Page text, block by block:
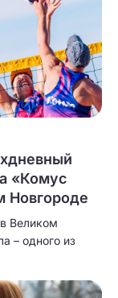
«Комус
Новгороде
Великом
– одного из